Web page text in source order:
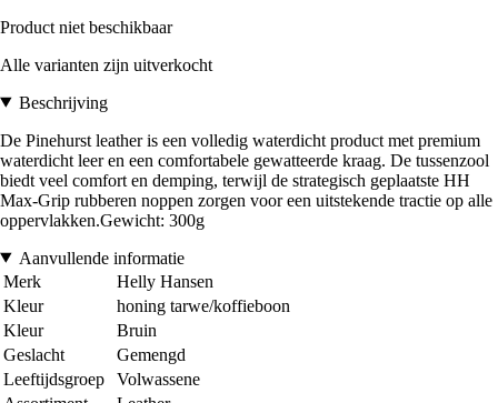
Product niet beschikbaar
Alle varianten zijn uitverkocht
Beschrijving
De Pinehurst leather is een volledig waterdicht product met premium
waterdicht leer en een comfortabele gewatteerde kraag. De tussenzool
biedt veel comfort en demping, terwijl de strategisch geplaatste HH
Max-Grip rubberen noppen zorgen voor een uitstekende tractie op alle
oppervlakken.Gewicht: 300g
Aanvullende informatie
Merk
Helly Hansen
Kleur
honing tarwe/koffieboon
Kleur
Bruin
Geslacht
Gemengd
Leeftijdsgroep
Volwassene